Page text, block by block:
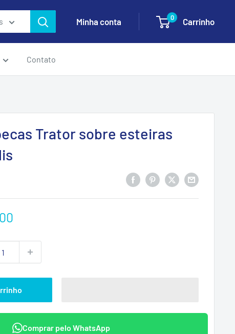
Minha conta 0 Carrinho
Contato
Trator sobre esteiras
Comprar pelo WhatsApp